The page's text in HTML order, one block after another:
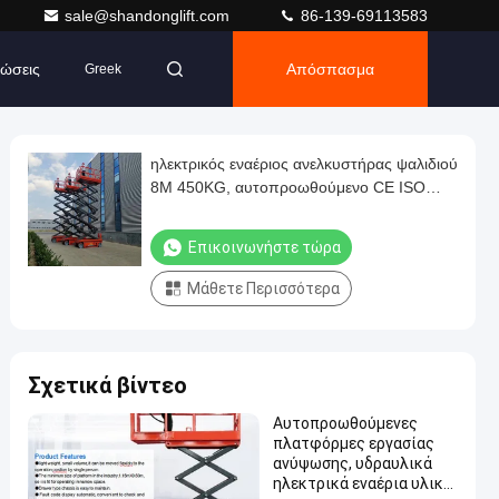
sale@shandonglift.com 86-139-69113583
Greek Απόσπασμα
ηλεκτρικός εναέριος ανελκυστήρας ψαλιδιού
8M 450KG, αυτοπροωθούμενο CE ISO
Επικοινωνήστε τώρα
Μάθετε Περισσότερα
Σχετικά βίντεο
Αυτοπροωθούμενες
πλατφόρμες εργασίας
ανύψωσης, υδραυλικά
ηλεκτρικά εναέρια υλικά